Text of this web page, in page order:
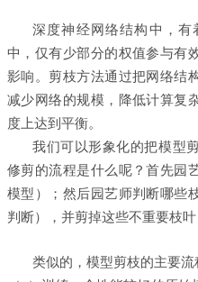
深度神经网络结构中，有
中，仅有少部分的权值参与有
影响。剪枝方法通过把网络结
减少网络的规模，降低计算复
度上达到平衡。
我们可以形象化的把模型
修剪的流程是什么呢？首先园
模型）；然后园艺师判断哪些
判断），并剪掉这些不重要枝叶
类似的，模型剪枝的主要流